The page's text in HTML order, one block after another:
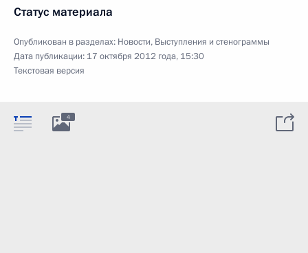
Статус материала
Опубликован в разделах: Новости, Выступления и стенограммы
Дата публикации: 17 октября 2012 года, 15:30
Текстовая версия
4